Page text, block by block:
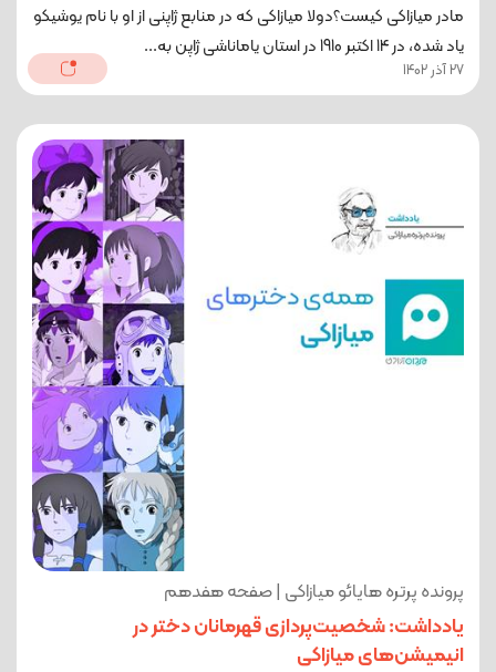
مادر میازاکی کیست؟دولا میازاکی که در منابع ژاپنی از او با نام یوشیکو
یاد شده، در 14 اکتبر 1910 در استان یاماناشی ژاپن به...
27 آذر 1402
پرونده پرتره هایائو میازاکی | صفحه هفدهم
یادداشت: شخصیت‌پردازی قهرمانان دختر در
انیمیشن‌های میازاکی